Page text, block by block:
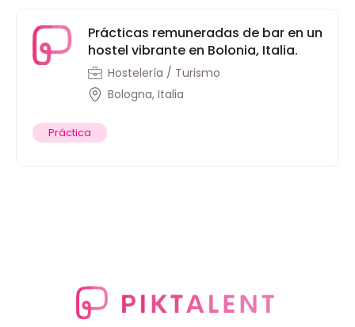
Prácticas remuneradas de bar en un
hostel vibrante en Bolonia, Italia.
Hostelería / Turismo
Bologna, Italia
Práctica